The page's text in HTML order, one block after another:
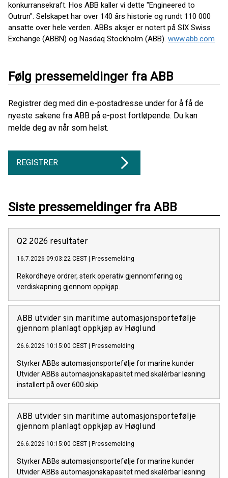
konkurransekraft. Hos ABB kaller vi dette "Engineered to
Outrun". Selskapet har over 140 års historie og rundt 110 000
ansatte over hele verden. ABBs aksjer er notert på SIX Swiss
Exchange (ABBN) og Nasdaq Stockholm (ABB). www.abb.com
Følg pressemeldinger fra ABB
Registrer deg med din e-postadresse under for å få de
nyeste sakene fra ABB på e-post fortløpende. Du kan
melde deg av når som helst.
REGISTRER
Siste pressemeldinger fra ABB
Q2 2026 resultater
16.7.2026 09:03:22 CEST Pressemelding
Rekordhøye ordrer, sterk operativ gjennomføring og
verdiskapning gjennom oppkjøp.
ABB utvider sin maritime automasjonsportefølje
gjennom planlagt oppkjøp av Høglund
26.6.2026 10:15:00 CEST Pressemelding
Styrker ABBs automasjonsportefølje for marine kunder
Utvider ABBs automasjonskapasitet med skalérbar løsning
installert på over 600 skip
ABB utvider sin maritime automasjonsportefølje
gjennom planlagt oppkjøp av Høglund
26.6.2026 10:15:00 CEST Pressemelding
Styrker ABBs automasjonsportefølje for marine kunder
Utvider ABBs automasjonskapasitet med skalérbar løsning